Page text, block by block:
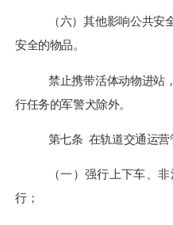
（六）其他影响公共
安全的物品。
禁止携带活体动物进站
行任务的军警犬除外。
第七条 在轨道交通运营
（一）强行上下车、
行；